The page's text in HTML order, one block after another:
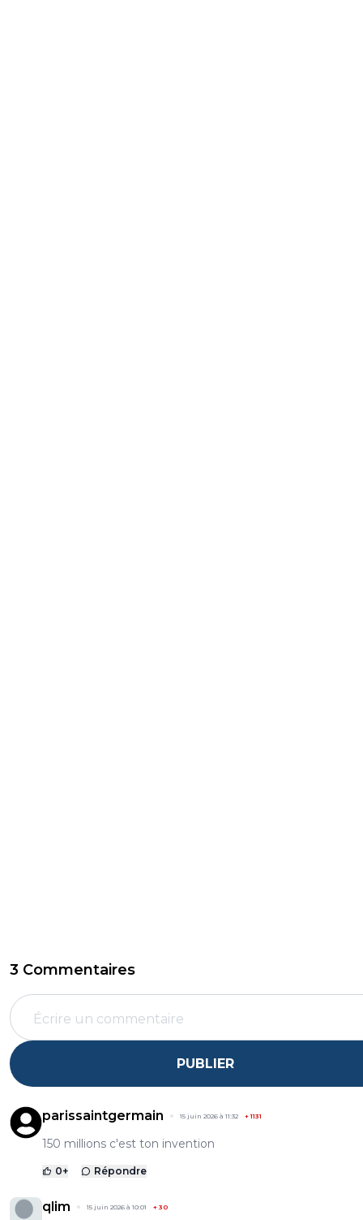
3 Commentaires
PUBLIER
parissaintgermain 15 juin 2026 à 11:32 +1131
150 millions c'est ton invention
0+ Répondre
qlim 15 juin 2026 à 10:01 + 30